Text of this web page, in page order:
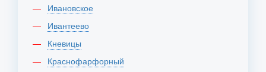
Ивановское
Ивантеево
Кневицы
Краснофарфорный